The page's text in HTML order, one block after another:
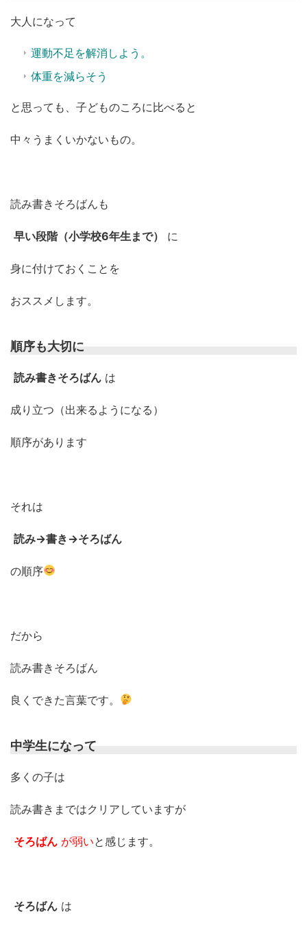
大人になって
運動不足を解消しよう。
体重を減らそう
と思っても、子どものころに比べると
中々うまくいかないもの。
読み書きそろばんも
早い段階（小学校6年生まで） に
身に付けておくことを
おススメします。
順序も大切に
読み書きそろばん は
成り立つ（出来るようになる）
順序があります
それは
読み→書き→そろばん
の順序
だから
読み書きそろばん
良くできた言葉です。
中学生になって
多くの子は
読み書きまではクリアしていますが
そろばん が弱いと感じます。
そろばん は